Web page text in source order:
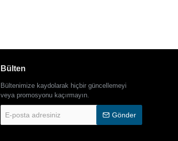
Bülten
Bültenimize kaydolarak hiçbir güncellemeyi
veya promosyonu kaçırmayın.
posta
Gönder